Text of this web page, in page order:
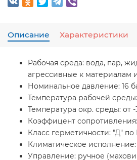
Описание Характеристики
Рабочая среда: вода, пар,
агрессивные к материалам
Номинальное давление: 16
Температура рабочей среды:
Температура окр. среды: от
Коэффицент сопротивления:
Класс герметичности: "Д" по
Климатическое исполнение:
Управление: ручное